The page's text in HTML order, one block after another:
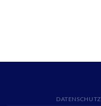
DATENSCHUTZ